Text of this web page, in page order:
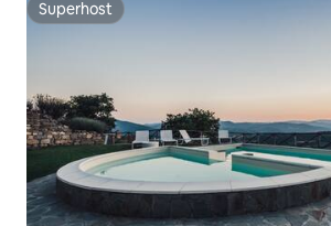
Superhost
Superhost